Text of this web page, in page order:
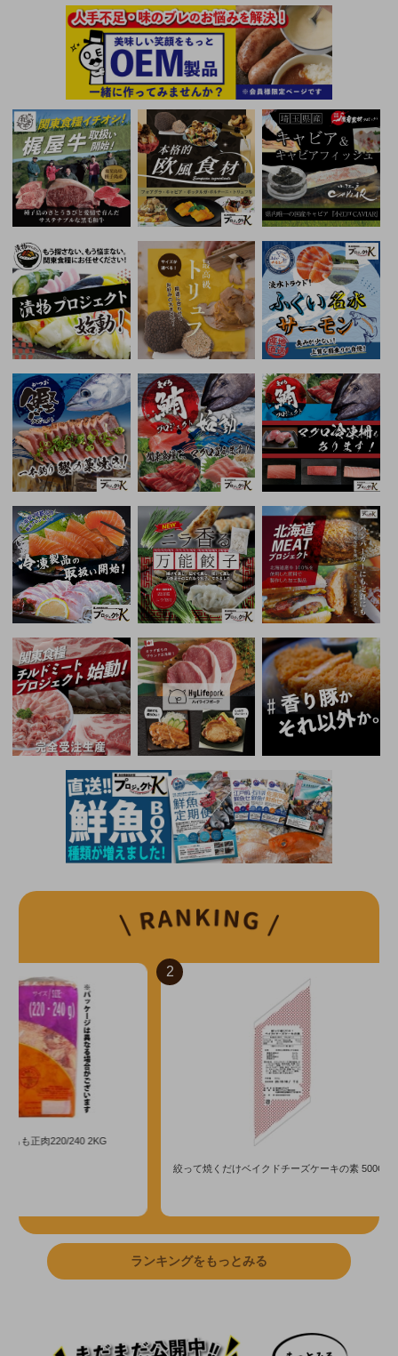
3
Y)山田の鰻 粋 長焼80尾サイズ 1尾入
ランキングをもっとみる